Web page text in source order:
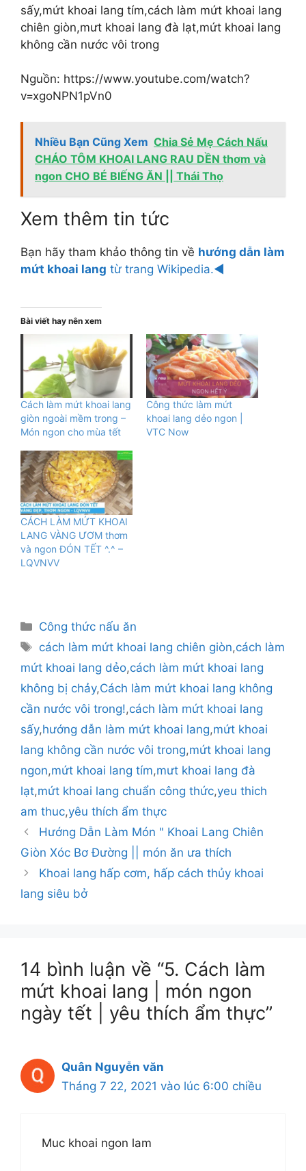
sấy,mứt khoai lang tím,cách làm mứt khoai lang
chiên giòn,mưt khoai lang đà lạt,mứt khoai lang
không cần nước vôi trong
Nguồn: https://www.youtube.com/watch?
v=xgoNPN1pVn0
Nhiều Bạn Cũng Xem Chia Sẻ Mẹ Cách Nấu
CHÁO TÔM KHOAI LANG RAU DỀN thơm và
ngon CHO BÉ BIẾNG ĂN || Thái Thọ
Xem thêm tin tức
Bạn hãy tham khảo thông tin về hướng dẫn làm
mứt khoai lang từ trang Wikipedia.◄
Bài viết hay nên xem
Cách làm mứt khoai lang
giòn ngoài mềm trong –
Món ngon cho mùa tết
Công thức làm mứt
khoai lang dẻo ngon |
VTC Now
CÁCH LÀM MỨT KHOAI
LANG VÀNG ƯƠM thơm
và ngon ĐÓN TẾT ^.^ –
LQVNVV
Danh
mục
Công thức nấu ăn
Thẻ
cách làm mứt khoai lang chiên giòn,cách làm
mứt khoai lang dẻo,cách làm mứt khoai lang
không bị chảy,Cách làm mứt khoai lang không
cần nước vôi trong!,cách làm mứt khoai lang
sấy,hướng dẫn làm mứt khoai lang,mứt khoai
lang không cần nước vôi trong,mứt khoai lang
ngon,mứt khoai lang tím,mưt khoai lang đà
lạt,mứt khoai lang chuẩn công thức,yeu thich
am thuc,yêu thích ẩm thực
Hướng Dẫn Làm Món " Khoai Lang Chiên
Giòn Xóc Bơ Đường || món ăn ưa thích
Khoai lang hấp cơm, hấp cách thủy khoai
lang siêu bở
14 bình luận về “5. Cách làm
mứt khoai lang | món ngon
ngày tết | yêu thích ẩm thực”
Quân Nguyễn văn
Tháng 7 22, 2021 vào lúc 6:00 chiều
Muc khoai ngon lam